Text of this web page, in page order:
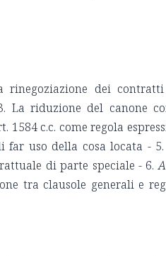
rinegoziazione dei
riduzione del canone
1584 c.c. come regola
uso della cosa locata - 5.
di parte speciale - 6.
tra clausole generali e